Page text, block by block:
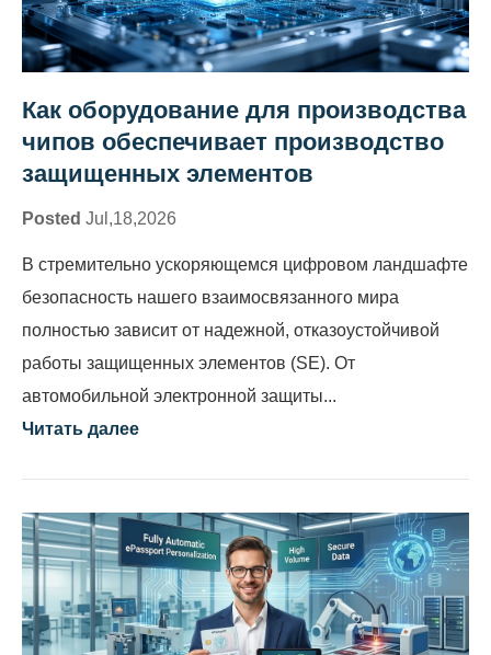
Как оборудование для производства
чипов обеспечивает производство
защищенных элементов
Posted Jul,18,2026
В стремительно ускоряющемся цифровом ландшафте
безопасность нашего взаимосвязанного мира
полностью зависит от надежной, отказоустойчивой
работы защищенных элементов (SE). От
автомобильной электронной защиты...
Читать далее